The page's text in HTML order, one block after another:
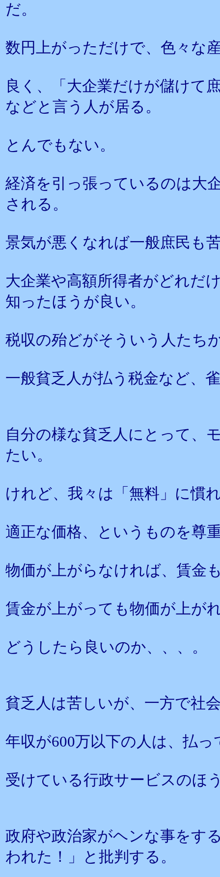
だ。
数円上がっただけで、色々な
良く、「大企業だけが儲けて
などと言う人が居る。
とんでもない。
経済を引っ張っているのは大
される。
景気が悪くなれば一般庶民も
大企業や高額所得者がどれだ
知ったほうが良い。
税収の殆どがそういう人たち
一般貧乏人が払う税金など、
自分の様な貧乏人にとって、
たい。
けれど、我々は「無料」に慣
適正な価格、というものを尊
物価が上がらなければ、賃金
賃金が上がっても物価が上が
どうしたら良いのか、、、。
貧乏人は苦しいが、一方で社
年収が600万以下の人は、払
受けている行政サービスのほ
政府や政治家がヘンな事をす
われた！」と批判する。